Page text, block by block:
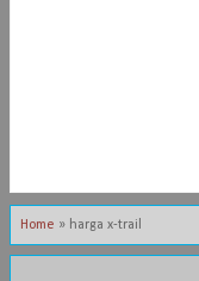
Home » harga x-trail